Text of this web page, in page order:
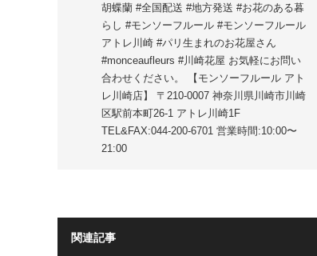
胡蝶蘭 #全国配送 #地方発送 #お花のある暮
らし #モンソーフルール #モンソーフルール
アトレ川崎 #パリ生まれのお花屋さん
#monceaufleurs #川崎花屋 お気軽にお問い
合わせください。 【モンソーフルール アト
レ川崎店】 〒210-0007 神奈川県川崎市川崎
区駅前本町26-1 アトレ川崎1F
TEL&FAX:044-200-6701 営業時間:10:00〜
21:00
関連記事